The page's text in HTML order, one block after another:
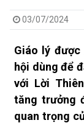
03/07/2024
Giáo lý
hội dùng để
với Lời
tăng trưởng
quan trọng